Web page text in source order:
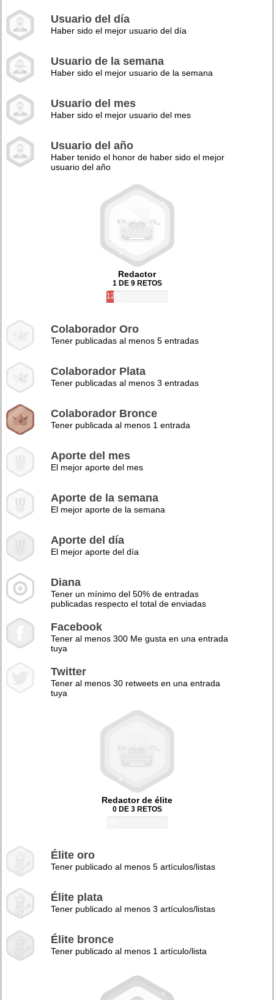
Usuario del día
Haber sido el mejor usuario del día
Usuario de la semana
Haber sido el mejor usuario de la semana
Usuario del mes
Haber sido el mejor usuario del mes
Usuario del año
Haber tenido el honor de haber sido el mejor
usuario del año
Redactor
1 DE 9 RETOS
12%
Colaborador Oro
Tener publicadas al menos 5 entradas
Colaborador Plata
Tener publicadas al menos 3 entradas
Colaborador Bronce
Tener publicada al menos 1 entrada
Aporte del mes
El mejor aporte del mes
Aporte de la semana
El mejor aporte de la semana
Aporte del día
El mejor aporte del día
Diana
Tener un mínimo del 50% de entradas
publicadas respecto el total de enviadas
Facebook
Tener al menos 300 Me gusta en una entrada
tuya
Twitter
Tener al menos 30 retweets en una entrada
tuya
Redactor de élite
0 DE 3 RETOS
Élite oro
Tener publicado al menos 5 artículos/listas
Élite plata
Tener publicado al menos 3 artículos/listas
Élite bronce
Tener publicado al menos 1 artículo/lista